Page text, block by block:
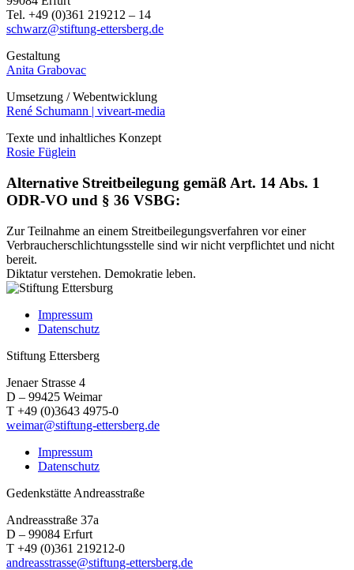
Tel. +49 (0)361 219212 – 14
schwarz@stiftung-ettersberg.de
Gestaltung
Anita Grabovac
Umsetzung / Webentwicklung
René Schumann | viveart-media
Texte und inhaltliches Konzept
Rosie Füglein
Alternative Streitbeilegung gemäß Art. 14 Abs. 1
ODR-VO und § 36 VSBG:
Zur Teilnahme an einem Streitbeilegungsverfahren vor einer
Verbraucherschlichtungsstelle sind wir nicht verpflichtet und nicht
bereit.
Diktatur verstehen. Demokratie leben.
Impressum
Datenschutz
Stiftung Ettersberg
Jenaer Strasse 4
D – 99425 Weimar
T +49 (0)3643 4975-0
weimar@stiftung-ettersberg.de
Impressum
Datenschutz
Gedenkstätte Andreasstraße
Andreasstraße 37a
D – 99084 Erfurt
T +49 (0)361 219212-0
andreasstrasse@stiftung-ettersberg.de